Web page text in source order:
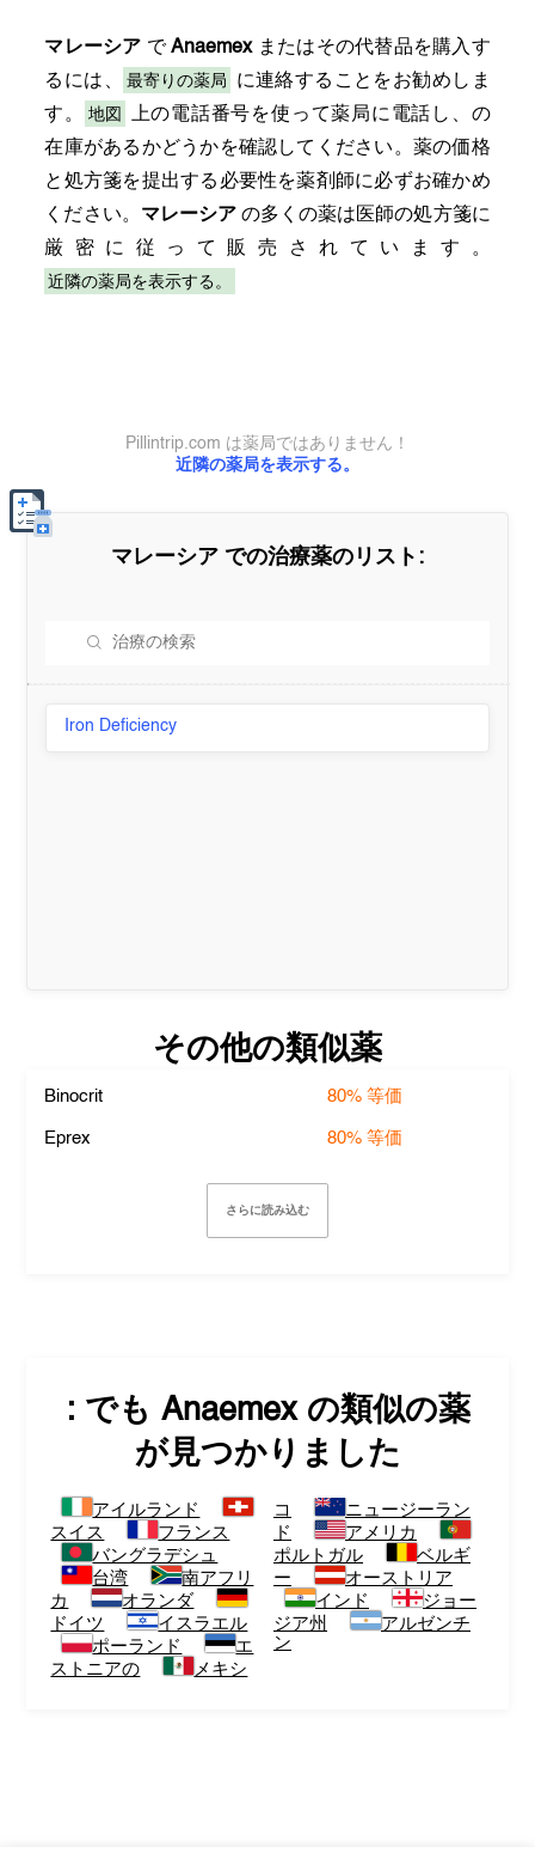
マレーシア でAnaemexまたはその代替品を購入す
るには、
最寄りの薬局
に連絡することをお勧めしま
す。
地図
上の電話番号を使って薬局に電話し、の
在庫があるかどうかを確認してください。薬の価格
と処方箋を提出する必要性を薬剤師に必ずお確かめ
ください。 マレーシアの多くの薬は医師の処方箋に
厳密に従って販売されています。
近隣の薬局を表示する。
近隣の薬局を表示する。
Pillintrip.com は薬局ではありません！
マレーシア での治療薬のリスト:
Iron Deficiency
その他の類似薬
Binocrit 80% 等価
Eprex 80% 等価
さらに読み込む
: でも Anaemexの類似の薬
が見つかりました
アイルランド
スイス
フランス
バングラデシュ
台湾
南アフリ
カ
オランダ
ドイツ
イスラエル
ポーランド
エ
ストニアの
メキシ
コ
ニュージーラン
ド
アメリカ
ポルトガル
ベルギ
ー
オーストリア
インド
ジョー
ジア州
アルゼンチ
ン